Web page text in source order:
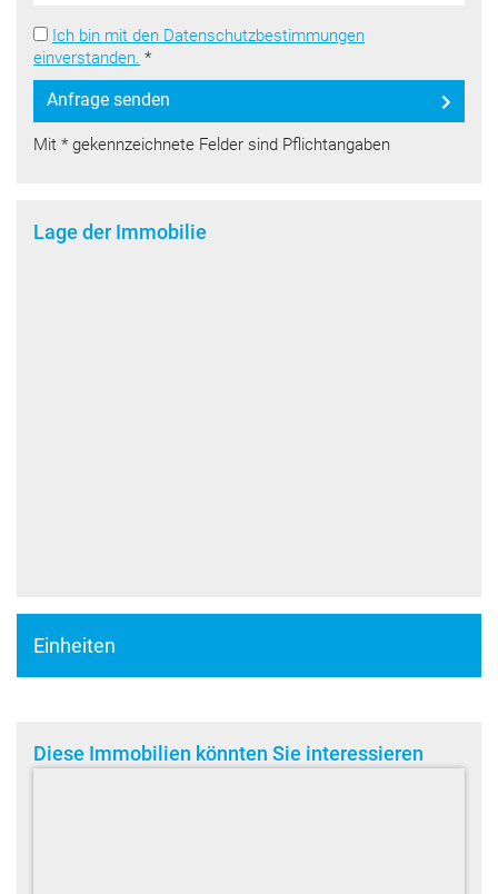
Ich bin mit den Datenschutzbestimmungen
einverstanden. *
Anfrage senden
Mit * gekennzeichnete Felder sind Pflichtangaben
Lage der Immobilie
Einheiten
Diese Immobilien könnten Sie interessieren